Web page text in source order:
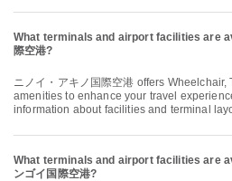
What terminals and airport facilities are
際空港?
ニノイ・アキノ国際空港 offers Wheelchair, Taxi, Dining and many other
amenities to enhance your travel
information about facilities and terminal
What terminals and airport facilities are
ンゴイ国際空港?